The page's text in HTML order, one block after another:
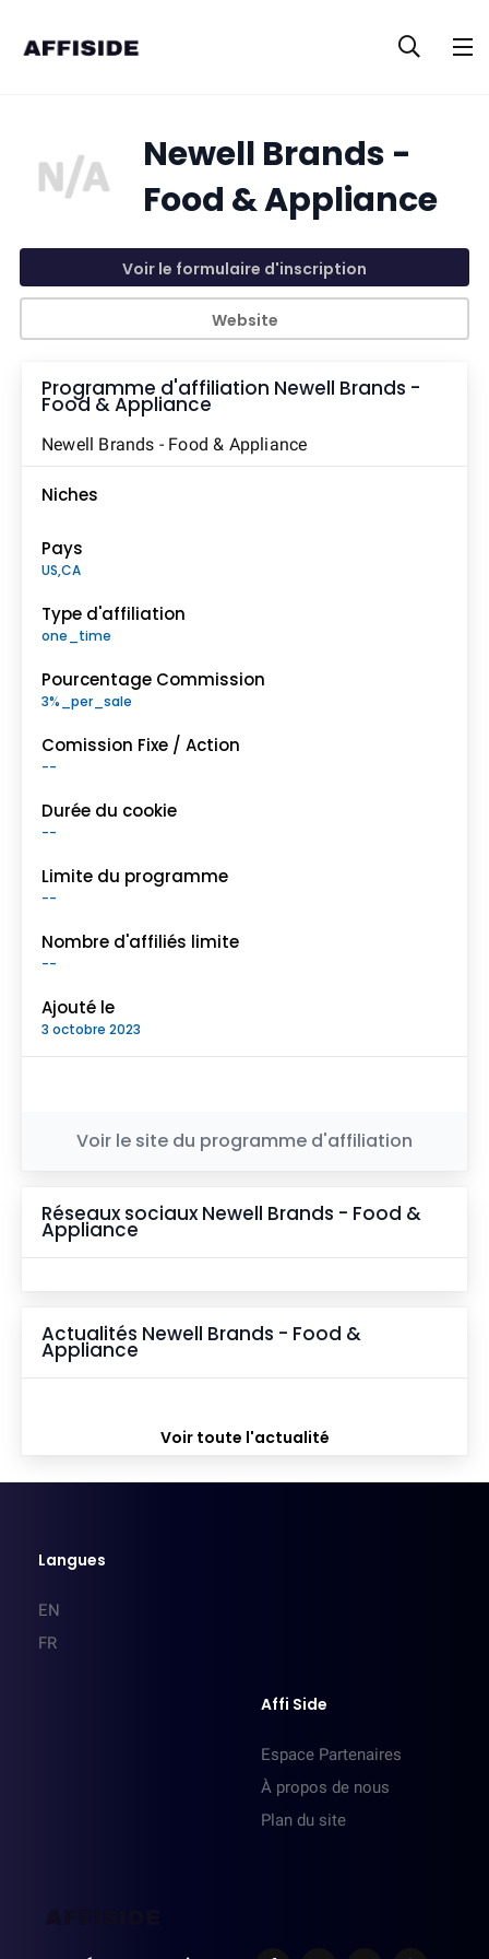
Newell Brands -
Food & Appliance
Website
Voir le formulaire d'inscription
Programme d'affiliation Newell Brands -
Food & Appliance
Newell Brands - Food & Appliance
Niches
Pays
US,CA
Type d'affiliation
one_time
Pourcentage Commission
3%_per_sale
Comission Fixe / Action
--
Durée du cookie
--
Limite du programme
--
Nombre d'affiliés limite
--
Ajouté le
3 octobre 2023
Voir le site du programme d'affiliation
Réseaux sociaux Newell Brands - Food &
Appliance
Actualités Newell Brands - Food &
Appliance
Voir toute l'actualité
Langues
EN
FR
Affi Side
Espace Partenaires
À propos de nous
Plan du site